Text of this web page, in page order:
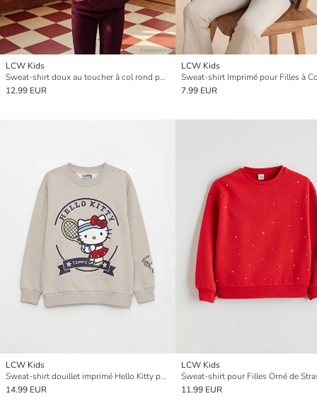
LCW Kids
Sweat-shirt doux au toucher à col rond pour filles
12.99 EUR
LCW Kids
Sweat-shirt Imprimé pour Filles à
7.99 EUR
LCW Kids
Sweat-shirt douillet imprimé Hello Kitty pour filles
14.99 EUR
LCW Kids
11.99 EUR